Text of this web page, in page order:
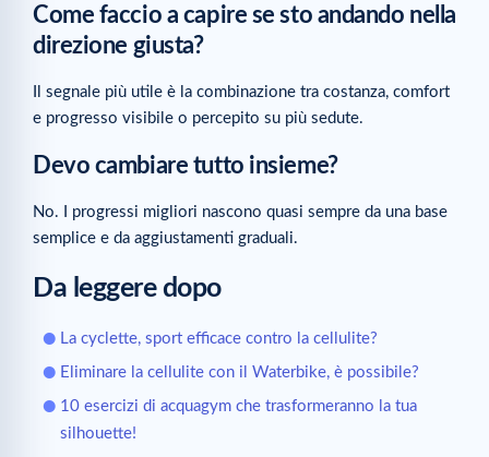
Come faccio a capire se sto andando nella
direzione giusta?
Il segnale più utile è la combinazione tra costanza, comfort
e progresso visibile o percepito su più sedute.
Devo cambiare tutto insieme?
No. I progressi migliori nascono quasi sempre da una base
semplice e da aggiustamenti graduali.
Da leggere dopo
La cyclette, sport efficace contro la cellulite?
Eliminare la cellulite con il Waterbike, è possibile?
10 esercizi di acquagym che trasformeranno la tua
silhouette!